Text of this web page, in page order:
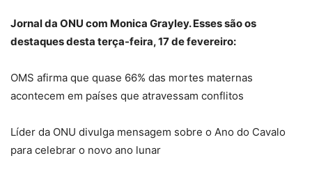
Jornal da ONU com Monica Grayley. Esses são os
destaques desta terça-feira, 17 de fevereiro:
OMS afirma que quase 66% das mortes maternas
acontecem em países que atravessam conflitos
Líder da ONU divulga mensagem sobre o Ano do Cavalo
para celebrar o novo ano lunar